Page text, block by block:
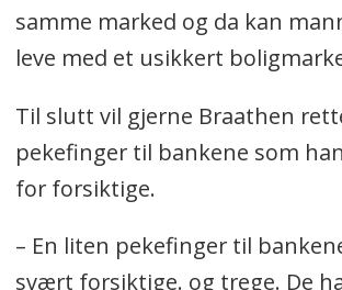
samme marked og da kan
leve med et usikkert
Til slutt vil gjerne Braathen
pekefinger til bankene som
for forsiktige.
– En liten pekefinger til
svært forsiktige. og trege. De